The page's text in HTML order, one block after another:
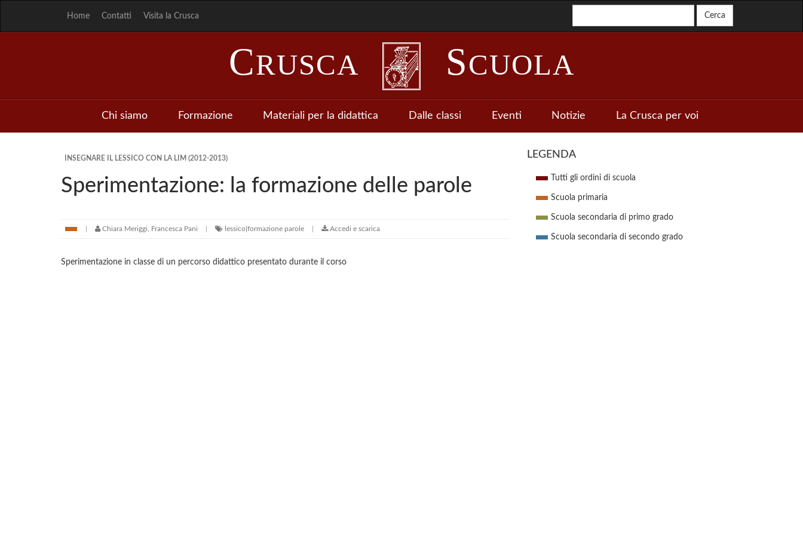
Home Contatti Visita la Crusca
CRUSCA SCUOLA
Chi siamo Formazione Materiali per la didattica Dalle classi Eventi Notizie La Crusca per voi
INSEGNARE IL LESSICO CON LA LIM (2012-2013)
Sperimentazione: la formazione delle parole
Chiara Meriggi, Francesca Pani lessico|formazione parole Accedi e scarica
Sperimentazione in classe di un percorso didattico presentato durante il corso
LEGENDA
Tutti gli ordini di scuola
Scuola primaria
Scuola secondaria di primo grado
Scuola secondaria di secondo grado